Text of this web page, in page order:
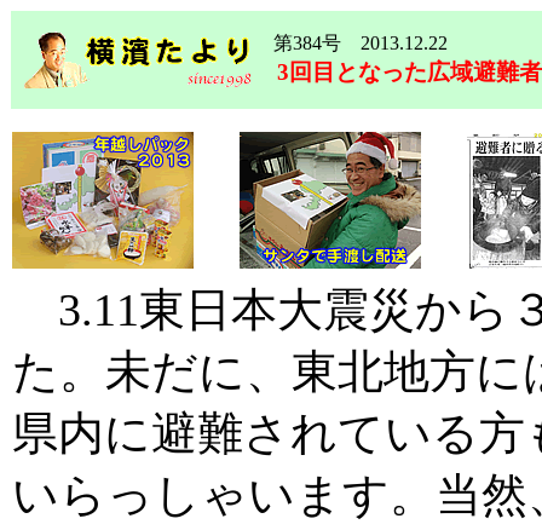
第384号 2013.12.22
3回目となった広域避難
3.11東日本大震災から
た。未だに、東北地方
県内に避難されている
いらっしゃいます。当